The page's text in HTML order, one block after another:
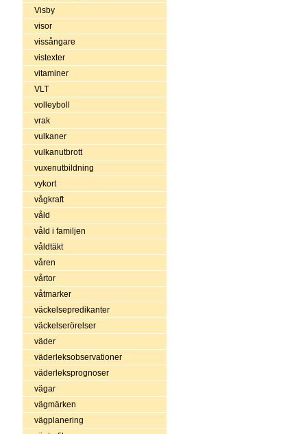
Visby
visor
vissångare
vistexter
vitaminer
VLT
volleyboll
vrak
vulkaner
vulkanutbrott
vuxenutbildning
vykort
vågkraft
våld
våld i familjen
våldtäkt
våren
vårtor
våtmarker
väckelsepredikanter
väckelserörelser
väder
väderleksobservationer
väderleksprognoser
vägar
vägmärken
vägplanering